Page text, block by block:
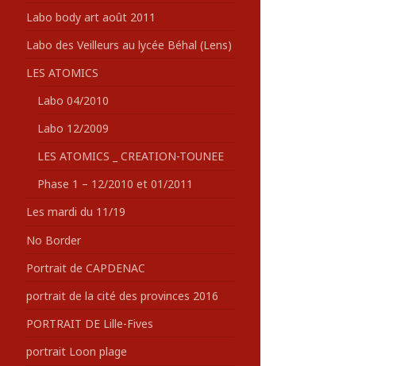
Labo body art août 2011
Labo des Veilleurs au lycée Béhal (Lens)
LES ATOMICS
Labo 04/2010
Labo 12/2009
LES ATOMICS _ CREATION-TOUNEE
Phase 1 – 12/2010 et 01/2011
Les mardi du 11/19
No Border
Portrait de CAPDENAC
portrait de la cité des provinces 2016
PORTRAIT DE Lille-Fives
portrait Loon plage